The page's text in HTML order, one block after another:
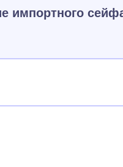
импортного